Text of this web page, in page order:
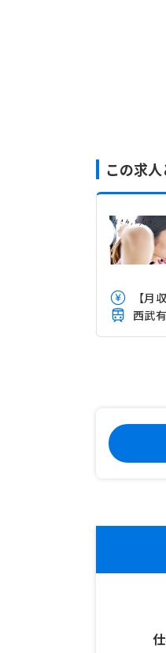
この求
【月
西武